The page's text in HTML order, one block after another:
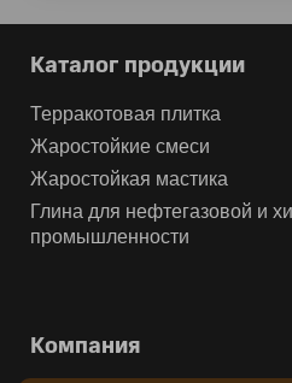
Каталог продукции
Терракотовая плитка
Жаростойкие смеси
Жаростойкая мастика
Глина для нефтегазовой и
промышленности
Компания